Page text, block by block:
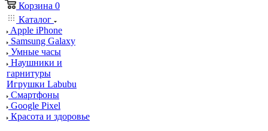
Корзина 0
Каталог
Apple iPhone
Samsung Galaxy
Умные часы
Наушники и
гарнитуры
Игрушки Labubu
Смартфоны
Google Pixel
Красота и здоровье